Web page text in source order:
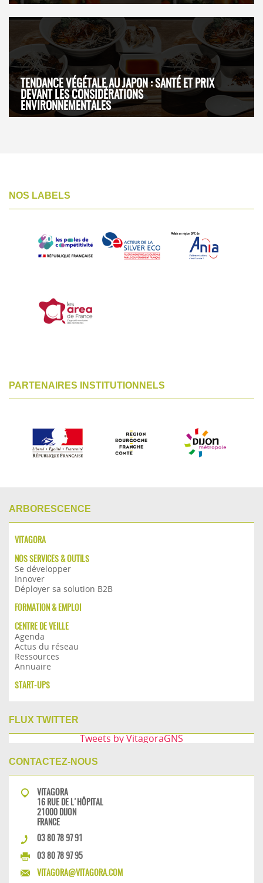
TENDANCE VÉGÉTALE AU JAPON : SANTÉ ET PRIX
DEVANT LES CONSIDÉRATIONS
ENVIRONNEMENTALES
NOS LABELS
PARTENAIRES INSTITUTIONNELS
ARBORESCENCE
VITAGORA
NOS SERVICES & OUTILS
Se développer
Innover
Déployer sa solution B2B
FORMATION & EMPLOI
CENTRE DE VEILLE
Agenda
Actus du réseau
Ressources
Annuaire
START-UPS
FLUX TWITTER
Tweets by VitagoraGNS
CONTACTEZ-NOUS
VITAGORA
16 RUE DE L'HÔPITAL
21000 DIJON
FRANCE
03 80 78 97 91
03 80 78 97 95
VITAGORA@VITAGORA.COM